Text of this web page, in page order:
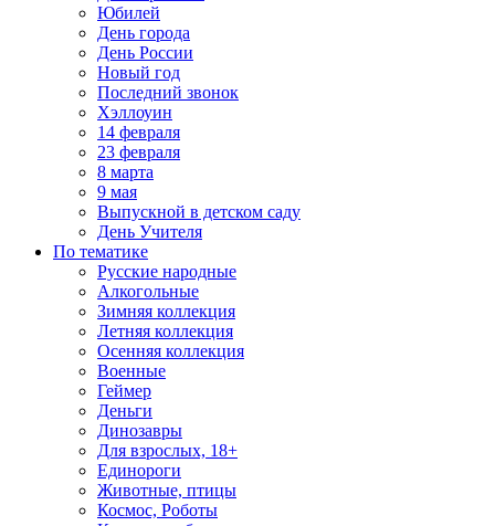
Юбилей
День города
День России
Новый год
Последний звонок
Хэллоуин
14 февраля
23 февраля
8 марта
9 мая
Выпускной в детском саду
День Учителя
По тематике
Русские народные
Алкогольные
Зимняя коллекция
Летняя коллекция
Осенняя коллекция
Военные
Геймер
Деньги
Динозавры
Для взрослых, 18+
Единороги
Животные, птицы
Космос, Роботы